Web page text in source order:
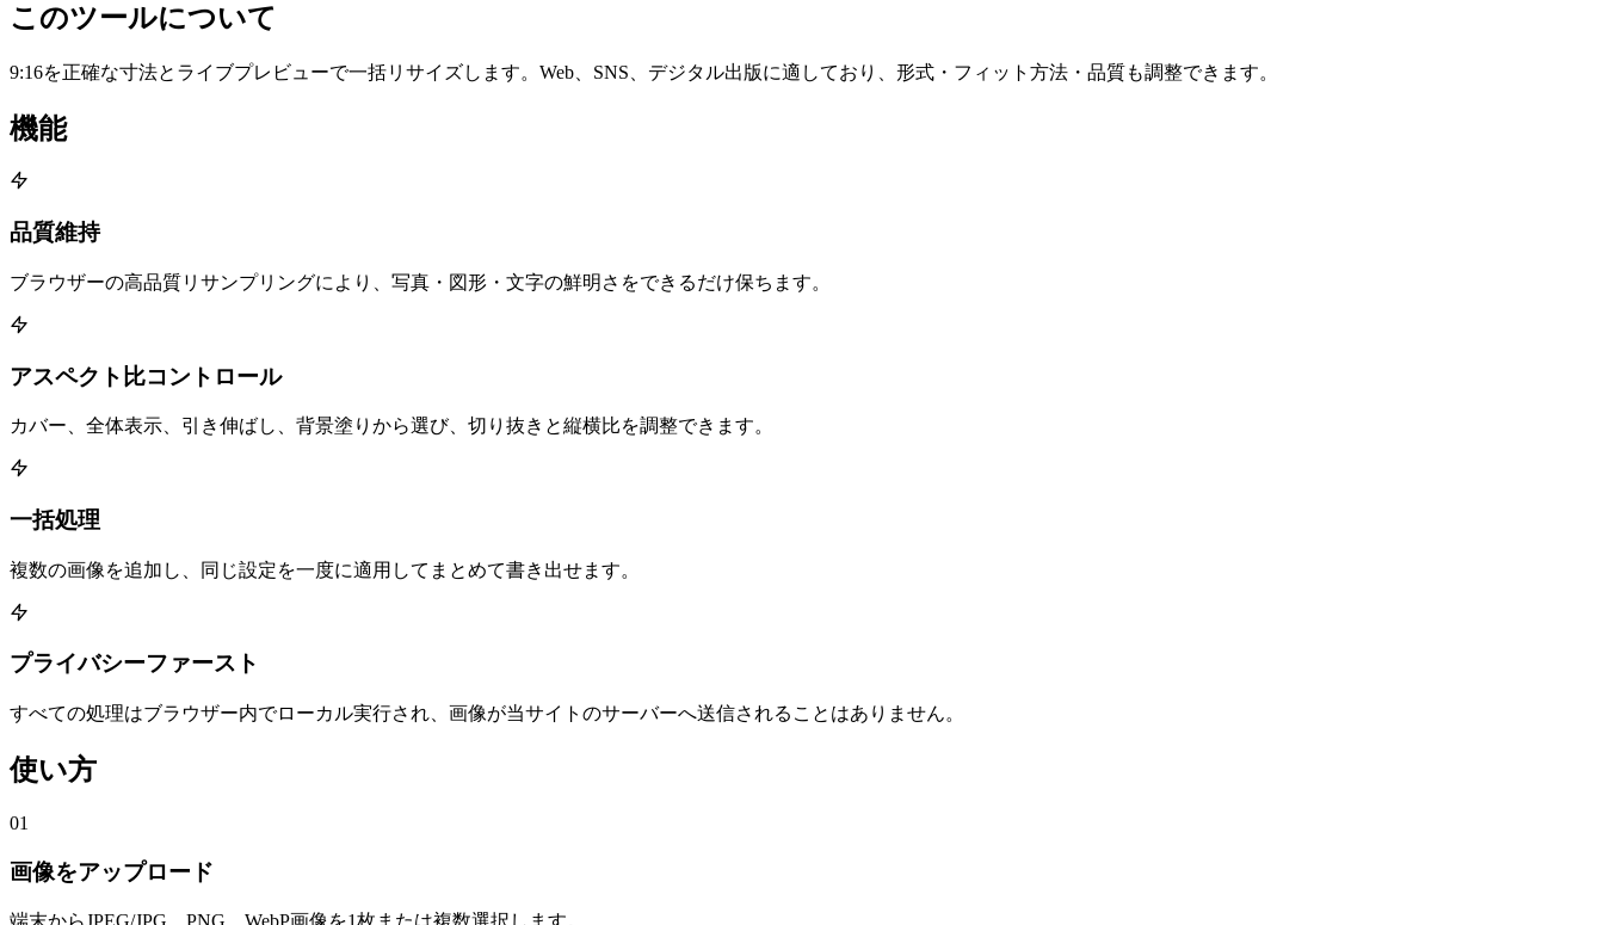
このツールについて
9:16を正確な寸法とライブプレビューで一括リサイズします。Web、SNS、デジタル出版に適しており、形式・フィット方法・品質も調整できます。
機能
品質維持
ブラウザーの高品質リサンプリングにより、写真・図形・文字の鮮明さをできるだけ保ちます。
アスペクト比コントロール
カバー、全体表示、引き伸ばし、背景塗りから選び、切り抜きと縦横比を調整できます。
一括処理
複数の画像を追加し、同じ設定を一度に適用してまとめて書き出せます。
プライバシーファースト
すべての処理はブラウザー内でローカル実行され、画像が当サイトのサーバーへ送信されることはありません。
使い方
01
画像をアップロード